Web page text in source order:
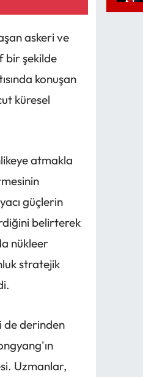
askeri ve
bir şekilde
konuşan
küresel
atmakla
güçlerin
belirterek
nükleer
stratejik
de derinden
Uzmanlar,